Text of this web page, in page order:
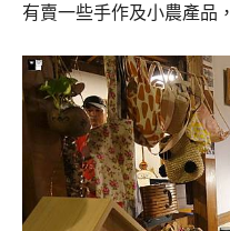
有賣一些手作及小農產品，